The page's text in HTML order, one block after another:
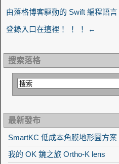
由落格博客驅動的 Swift 編程語言
登錄入口在這裡！ ！ ！ ←
搜索落格
最新發布
SmartKC 低成本角膜地形圖方案
我的 OK 鏡之旅 Ortho-K lens